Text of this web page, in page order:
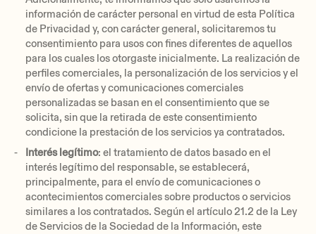
información de carácter personal en virtud de esta Política
de Privacidad y, con carácter general, solicitaremos tu
consentimiento para usos con fines diferentes de aquellos
para los cuales los otorgaste inicialmente. La realización de
perfiles comerciales, la personalización de los servicios y el
envío de ofertas y comunicaciones comerciales
personalizadas se basan en el consentimiento que se
solicita, sin que la retirada de este consentimiento
condicione la prestación de los servicios ya contratados.
Interés legítimo: el tratamiento de datos basado en el
interés legítimo del responsable, se establecerá,
principalmente, para el envío de comunicaciones o
acontecimientos comerciales sobre productos o servicios
similares a los contratados. Según el artículo 21.2 de la Ley
de Servicios de la Sociedad de la Información, este